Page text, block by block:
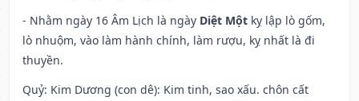
- Nhằm ngày 16 Âm Lịch là ngày Diệt Một kỵ lập lò gốm,
lò nhuộm, vào làm hành chính, làm rượu, kỵ nhất là đi
thuyền.
Quỷ: Kim Dương (con dê): Kim tinh, sao xấu. chôn cất